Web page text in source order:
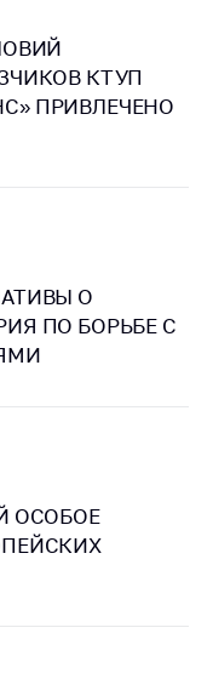
КТУП
ПРИВЛЕЧЕНО
О
ПО БОРЬБЕ С
ОСОБОЕ